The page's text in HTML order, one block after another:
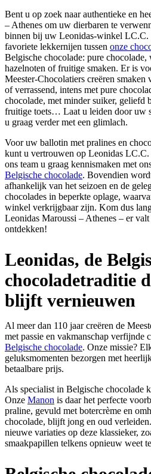
Bent u op zoek naar authentieke en
– Athenes om uw dierbaren te
binnen bij uw Leonidas-winkel
favoriete lekkernijen tussen onze
Belgische chocolade: pure chocolade,
hazelnoten of fruitige smaken. Er is
Meester-Chocolatiers creëren
of verrassend, intens met pure
chocolade, met minder suiker, geliefd
fruitige toets… Laat u leiden door uw
u graag verder met een glimlach.
Voor uw ballotin met pralines en
kunt u vertrouwen op Leonidas
ons team u graag kennismaken met
Belgische chocolade. Bovendien
afhankelijk van het seizoen en de
chocolades in beperkte oplage,
winkel verkrijgbaar zijn. Kom dus
Leonidas Maroussi – Athenes – er
ontdekken!
Leonidas, de
chocoladetraditie
blijft vernieuwen
Al meer dan 110 jaar creëren de
met passie en vakmanschap verfijnde
Belgische chocolade. Onze missie?
geluksmomenten bezorgen met
betaalbare prijs.
Als specialist in Belgische chocolade
Onze Manon is daar het perfecte
praline, gevuld met botercrème en
chocolade, blijft jong en oud
nieuwe variaties op deze klassieker,
smaakpapillen telkens opnieuw weet